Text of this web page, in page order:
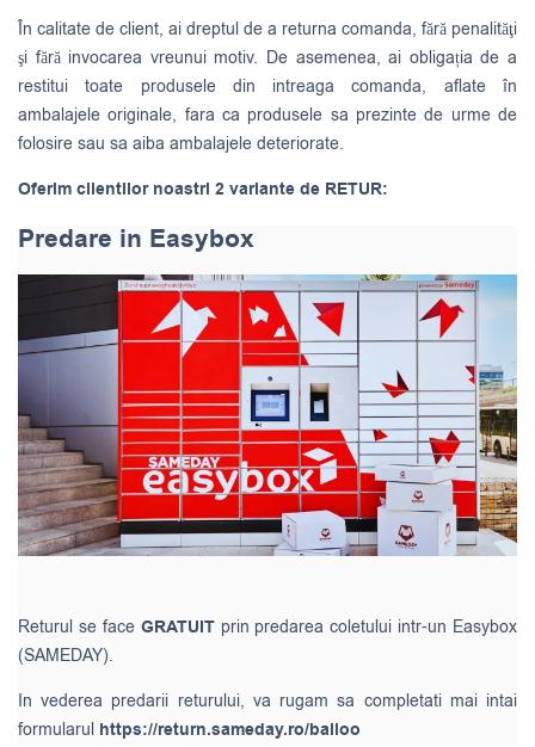
În calitate de client, ai dreptul de a returna comanda, fără penalităţi
şi fără invocarea vreunui motiv. De asemenea, ai obligația de a
restitui toate produsele din intreaga comanda, aflate în
ambalajele originale, fara ca produsele sa prezinte de urme de
folosire sau sa aiba ambalajele deteriorate.
Oferim clientilor noastri 2 variante de RETUR:
Predare in Easybox
Returul se face GRATUIT prin predarea coletului intr-un Easybox
(SAMEDAY).
In vederea predarii returului, va rugam sa completati mai intai
formularul https://return.sameday.ro/balloo